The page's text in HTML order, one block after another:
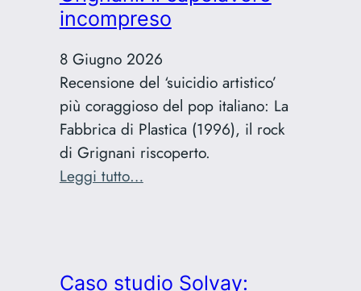
tornato
a
scrivere
incompreso
8 Giugno 2026
Recensione del ‘suicidio artistico’
più coraggioso del pop italiano: La
Fabbrica di Plastica (1996), il rock
di Grignani riscoperto.
Leggi tutto…:
Caso studio Solvay: